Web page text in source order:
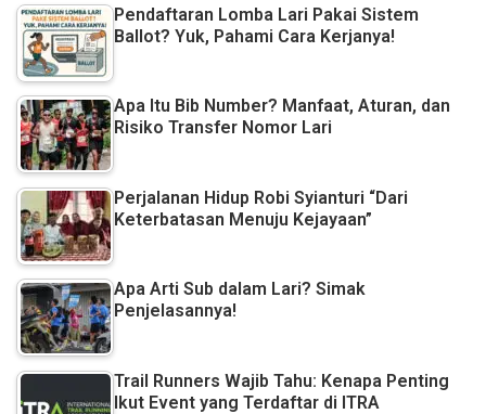
Pendaftaran Lomba Lari Pakai Sistem
Ballot? Yuk, Pahami Cara Kerjanya!
Apa Itu Bib Number? Manfaat, Aturan, dan
Risiko Transfer Nomor Lari
Perjalanan Hidup Robi Syianturi “Dari
Keterbatasan Menuju Kejayaan”
Apa Arti Sub dalam Lari? Simak
Penjelasannya!
Trail Runners Wajib Tahu: Kenapa Penting
Ikut Event yang Terdaftar di ITRA